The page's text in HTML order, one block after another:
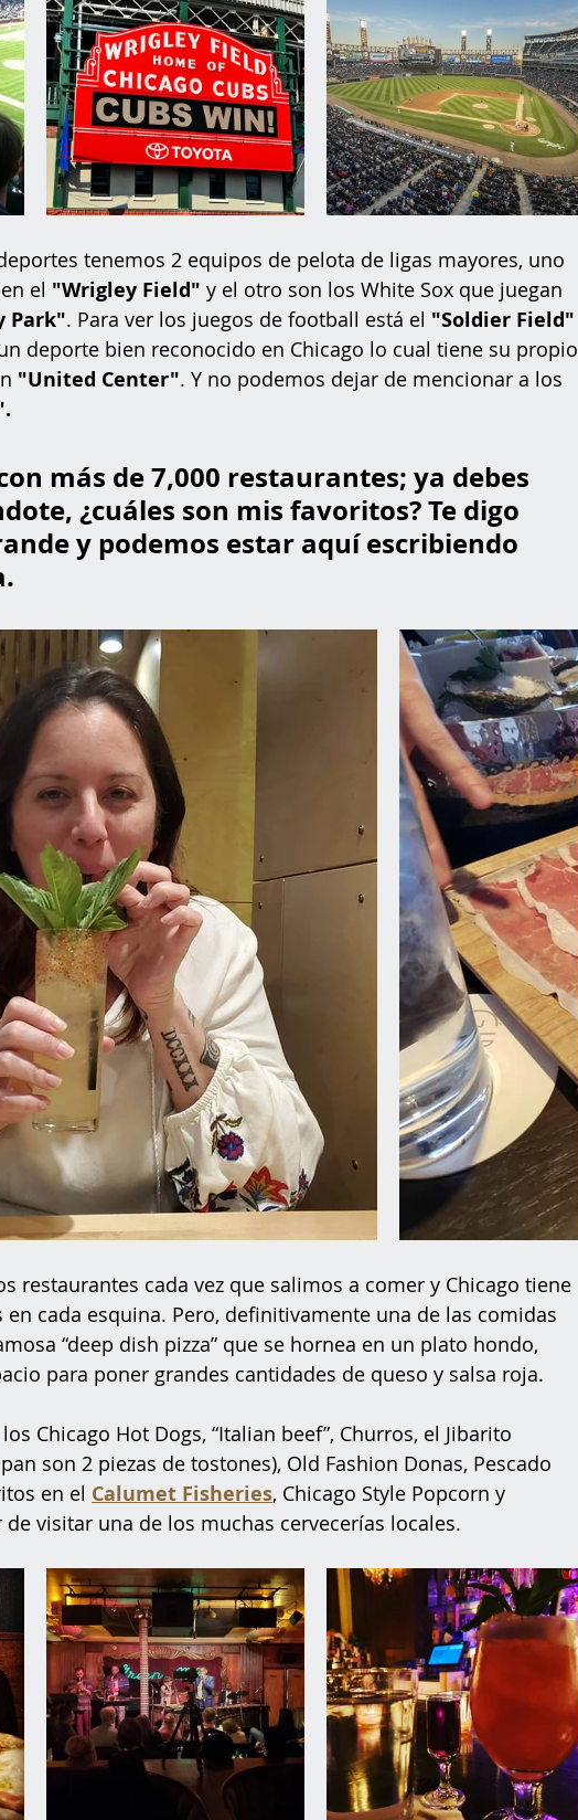
tenemos 2 equipos de pelota de ligas mayores, uno
el "Wrigley Field" y el otro son los White Sox que juegan
Park". Para ver los juegos de football está el "Soldier Field"
deporte bien reconocido en Chicago lo cual tiene su propio
"United Center". Y no podemos dejar de mencionar a los
más de 7,000 restaurantes; ya debes
¿cuáles son mis favoritos? Te digo
y podemos estar aquí escribiendo
restaurantes cada vez que salimos a comer y Chicago tiene
cada esquina. Pero, definitivamente una de las comidas
“deep dish pizza” que se hornea en un plato hondo,
para poner grandes cantidades de queso y salsa roja.
Chicago Hot Dogs, “Italian beef”, Churros, el Jibarito
son 2 piezas de tostones), Old Fashion Donas, Pescado
en el Calumet Fisheries, Chicago Style Popcorn y
visitar una de los muchas cervecerías locales.